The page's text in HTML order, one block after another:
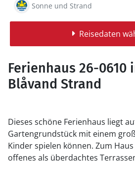
Sonne und Strand
Reisedaten
Ferienhaus 26-0610
Blåvand Strand
Dieses schöne Ferienhaus liegt
Gartengrundstück mit einem
Kinder spielen können. Zum
offenes als überdachtes